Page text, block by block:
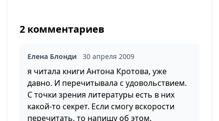
2 комментариев
Елена Блонди 30 апреля 2009
я читала книги Антона Кротова, уже
давно. И перечитывала с удовольствием.
С точки зрения литературы есть в них
какой-то секрет. Если смогу вскорости
перечитать, то напишу об этом.